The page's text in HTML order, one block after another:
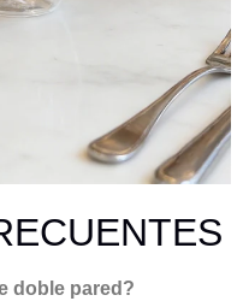
doble pared?